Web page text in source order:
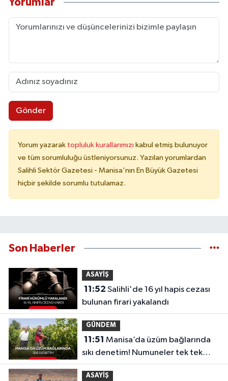
Yorumlar
Gönder
Yorum yazarak topluluk kurallarımızı kabul etmiş bulunuyor
ve tüm sorumluluğu üstleniyorsunuz. Yazılan yorumlardan
Salihli Sektör Gazetesi - Manisa'nın En Büyük Gazetesi
hiçbir şekilde sorumlu tutulamaz.
Son Haberler
ASAYİŞ
11:52
bulunan firari yakalandı
GÜNDEM
11:51
sıkı denetim! Numuneler tek tek
alındı...
ASAYİŞ